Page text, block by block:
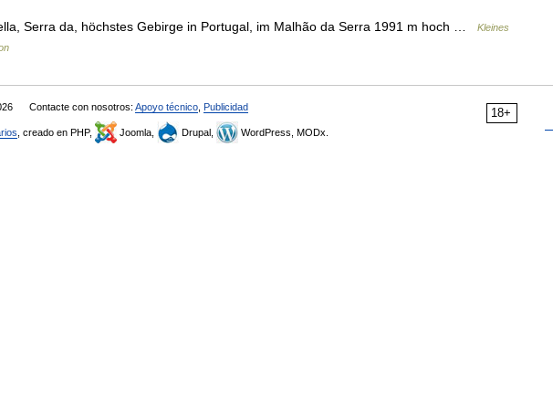
Serra da, höchstes Gebirge in Portugal, im Malhão da Serra 1991 m hoch …
Kleines
18+
Contacte con nosotros: Apoyo técnico Publicidad
, creado en PHP, Joomla, Drupal, WordPress, MODx.